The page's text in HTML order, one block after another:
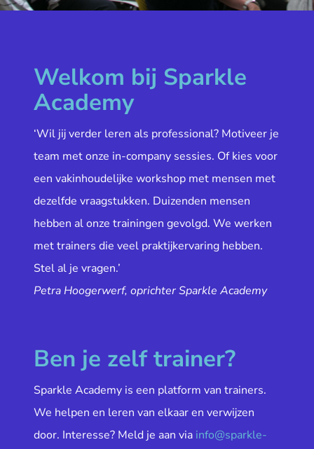
Welkom bij Sparkle
Academy
‘Wil jij verder leren als professional? Motiveer je
team met onze in-company sessies. Of kies voor
een vakinhoudelijke workshop met mensen met
dezelfde vraagstukken. Duizenden mensen
hebben al onze trainingen gevolgd. We werken
met trainers die veel praktijkervaring hebben.
Stel al je vragen.’
Petra Hoogerwerf, oprichter Sparkle Academy
Ben je zelf trainer?
Sparkle Academy is een platform van trainers.
We helpen en leren van elkaar en verwijzen
door. Interesse? Meld je aan via info@sparkle-